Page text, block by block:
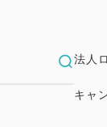
学生低学年のお
をご用意いたし
法人
キャ